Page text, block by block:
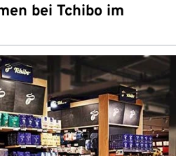
bei Tchibo im